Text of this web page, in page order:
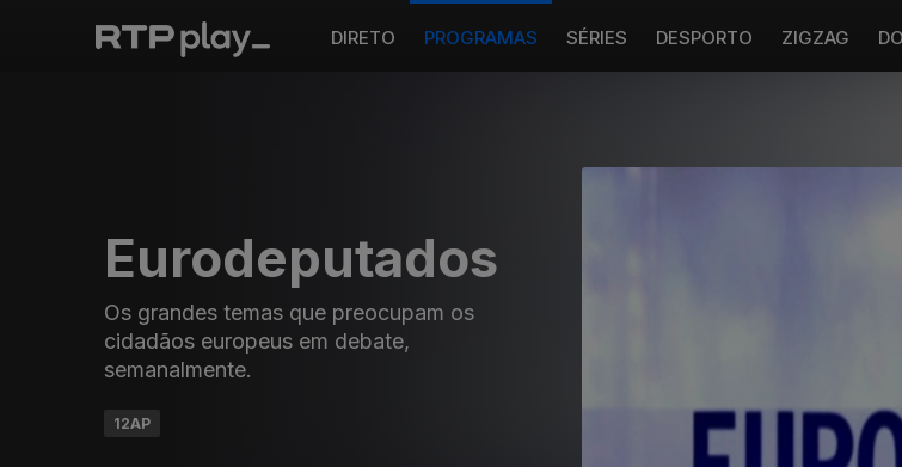
DIRETO PROGRAMAS SÉRIES DESPORTO ZIGZAG
Eurodeputados
Os grandes temas que preocupam os
cidadãos europeus em debate,
semanalmente.
12AP